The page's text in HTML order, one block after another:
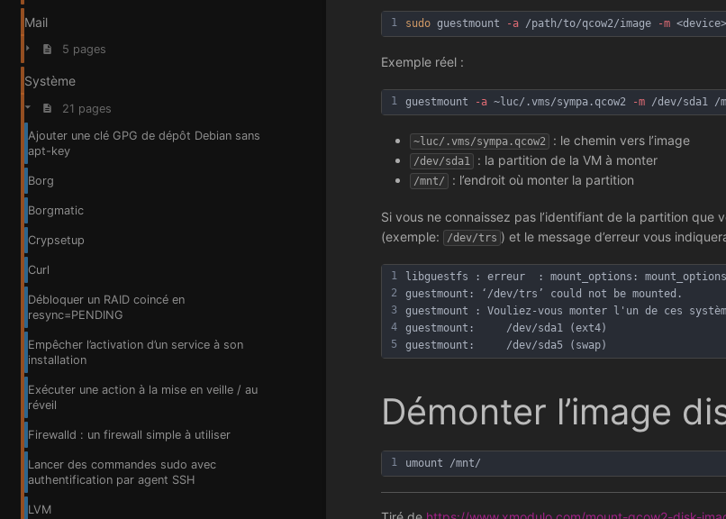
Mail
5 pages
Système
21 pages
Ajouter une clé GPG de dépôt Debian sans
apt-key
Borg
Borgmatic
Crypsetup
Curl
Débloquer un RAID coincé en
resync=PENDING
Empêcher l’activation d’un service à son
installation
Exécuter une action à la mise en veille / au
réveil
Firewalld : un firewall simple à utiliser
Lancer des commandes sudo avec
authentification par agent SSH
LVM
1 sudo guestmount -a /path/to/qcow2/image -m
Exemple réel :
1 guestmount -a ~luc/.vms/sympa.qcow2 -m /dev/sda1 /
~luc/.vms/sympa.qcow2 : le chemin vers l’image
/dev/sda1 : la partition de la VM à monter
/mnt/ : l’endroit où monter la partition
Si vous ne connaissez pas l’identifiant de la partition
(exemple:
/dev/trs ) et le message d’erreur vous
1
2
3
4
5
libguestfs : erreur  : mount_options:
guestmount: ‘/dev/trs’ could not be mounted.
guestmount : Vouliez-vous monter l'un de ces
guestmount:     /dev/sda1 (ext4)
guestmount:     /dev/sda5 (swap)
Démonter l’image
1 umount /mnt/